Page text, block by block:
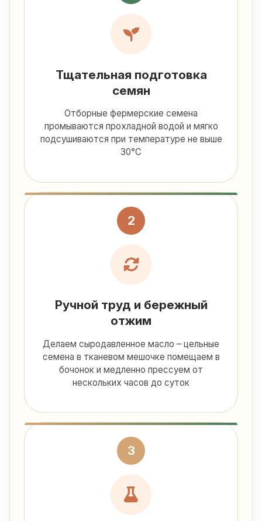
Тщательная подготовка
семян
Отборные фермерские семена
промываются прохладной водой и мягко
подсушиваются при температуре не выше
30°C
2
Ручной труд и бережный
отжим
Делаем сыродавленное масло – цельные
семена в тканевом мешочке помещаем в
бочонок и медленно прессуем от
нескольких часов до суток
3